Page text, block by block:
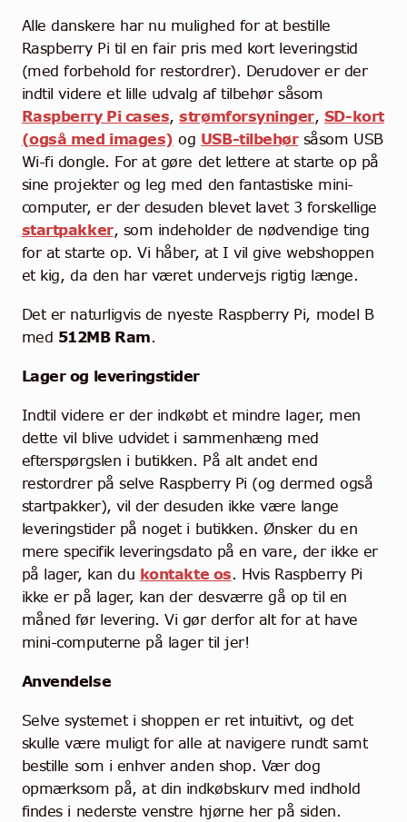
Alle danskere har nu mulighed for at bestille
Raspberry Pi til en fair pris med kort leveringstid
(med forbehold for restordrer). Derudover er der
indtil videre et lille udvalg af tilbehør såsom
Raspberry Pi cases,strømforsyninger, SD-kort
(også med images) og USB-tilbehørsåsom USB
Wi-fi dongle. For at gøre det lettere at starte op på
sine projekter og leg med den fantastiske mini-
computer, er der desuden blevet lavet 3 forskellige
startpakker, som indeholder de nødvendige ting
for at starte op. Vi håber, at I vil give webshoppen
et kig, da den har været undervejs rigtig længe.
Det er naturligvis de nyeste Raspberry Pi, model B
med 512MB Ram.
Lager og leveringstider
Indtil videre er der indkøbt et mindre lager, men
dette vil blive udvidet i sammenhæng med
efterspørgslen i butikken. På alt andet end
restordrer på selve Raspberry Pi (og dermed også
startpakker), vil der desuden ikke være lange
leveringstider på noget i butikken. Ønsker du en
mere specifik leveringsdato på en vare, der ikke er
på lager, kan du kontakte os. Hvis Raspberry Pi
ikke er på lager, kan der desværre gå op til en
måned før levering. Vi gør derfor alt for at have
mini-computerne på lager til jer!
Anvendelse
Selve systemet i shoppen er ret intuitivt, og det
skulle være muligt for alle at navigere rundt samt
bestille som i enhver anden shop. Vær dog
opmærksom på, at din indkøbskurv med indhold
findes i nederste venstre hjørne her på siden.